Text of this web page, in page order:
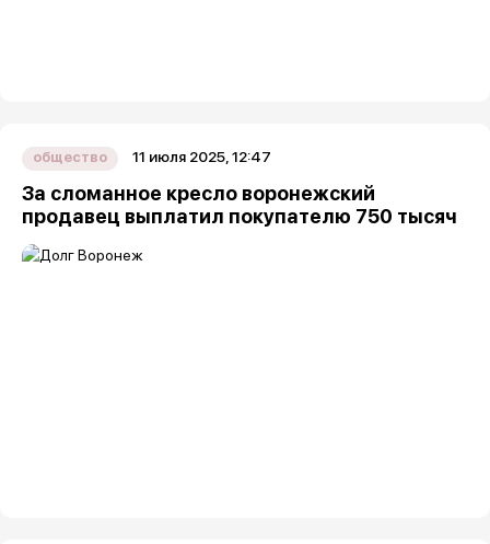
общество 11 июля 2025, 12:47
За сломанное кресло воронежский
продавец выплатил покупателю 750 тысяч